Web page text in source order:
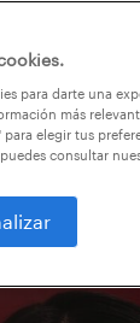
para darte una
más
para elegir tus
consultar